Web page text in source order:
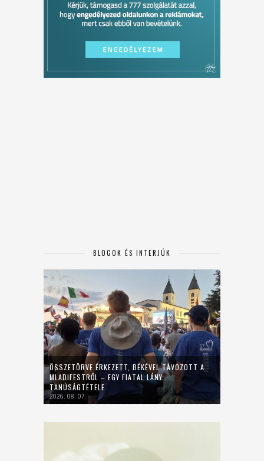
BLOGOK ÉS INTERJÚK
ÖSSZETÖRVE ÉRKEZETT, BÉKÉVEL TÁVOZOTT A
MLADIFESTRŐL – EGY FIATAL LÁNY
TANÚSÁGTÉTELE
2026. 08. 07.